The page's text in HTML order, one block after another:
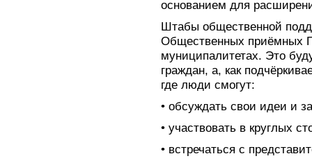
основанием для
Штабы общественной
Общественных приёмных
муниципалитетах. Это
граждан, а, как
где люди смогут:
• обсуждать свои идеи и
• участвовать в круглых
• встречаться с